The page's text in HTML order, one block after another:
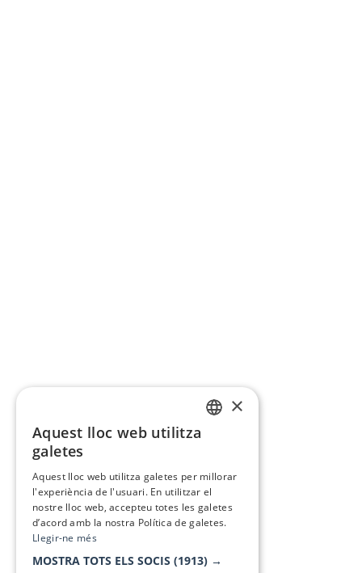
×
Aquest lloc web utilitza
galetes
Aquest lloc web utilitza galetes per millorar
l'experiència de l'usuari. En utilitzar el
nostre lloc web, accepteu totes les galetes
d’acord amb la nostra Política de galetes.
Llegir-ne més
MOSTRA TOTS ELS SOCIS (1913) →